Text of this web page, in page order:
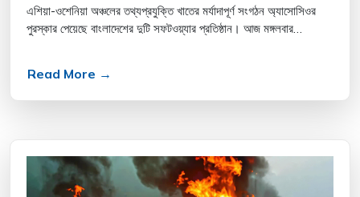
এশিয়া-ওশেনিয়া অঞ্চলের তথ্যপ্রযুক্তি খাতের মর্যাদাপূর্ণ সংগঠন অ্যাসোসিওর
পুরস্কার পেয়েছে বাংলাদেশের দুটি সফটওয়্যার প্রতিষ্ঠান। আজ মঙ্গলবার
Read More →